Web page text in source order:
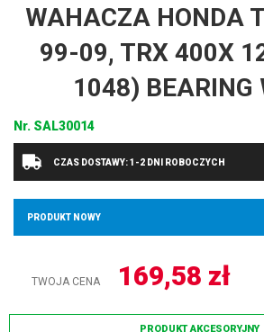
WAHACZA HONDA
99-09, TRX 400X
1048) BEARING
Nr. SAL30014
CZAS DOSTAWY: 1-2 DNI ROBOCZYCH
PRODUKT NOWY
TWOJA CENA 169,58 zł
PRODUKT AKCESORYJNY